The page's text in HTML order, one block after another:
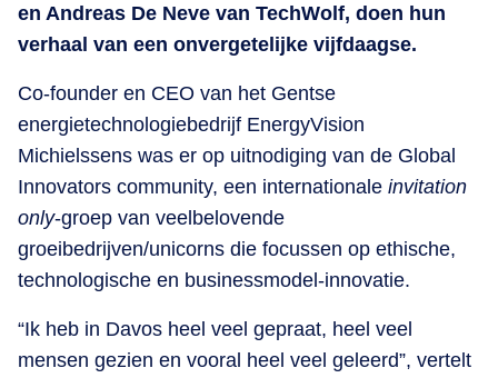
en Andreas De Neve van TechWolf, doen hun
verhaal van een onvergetelijke vijfdaagse.
Co-founder en CEO van het Gentse
energietechnologiebedrijf EnergyVision
Michielssens was er op uitnodiging van de Global
Innovators community, een internationale invitation
only-groep van veelbelovende
groeibedrijven/unicorns die focussen op ethische,
technologische en businessmodel-innovatie.
“Ik heb in Davos heel veel gepraat, heel veel
mensen gezien en vooral heel veel geleerd”, vertelt